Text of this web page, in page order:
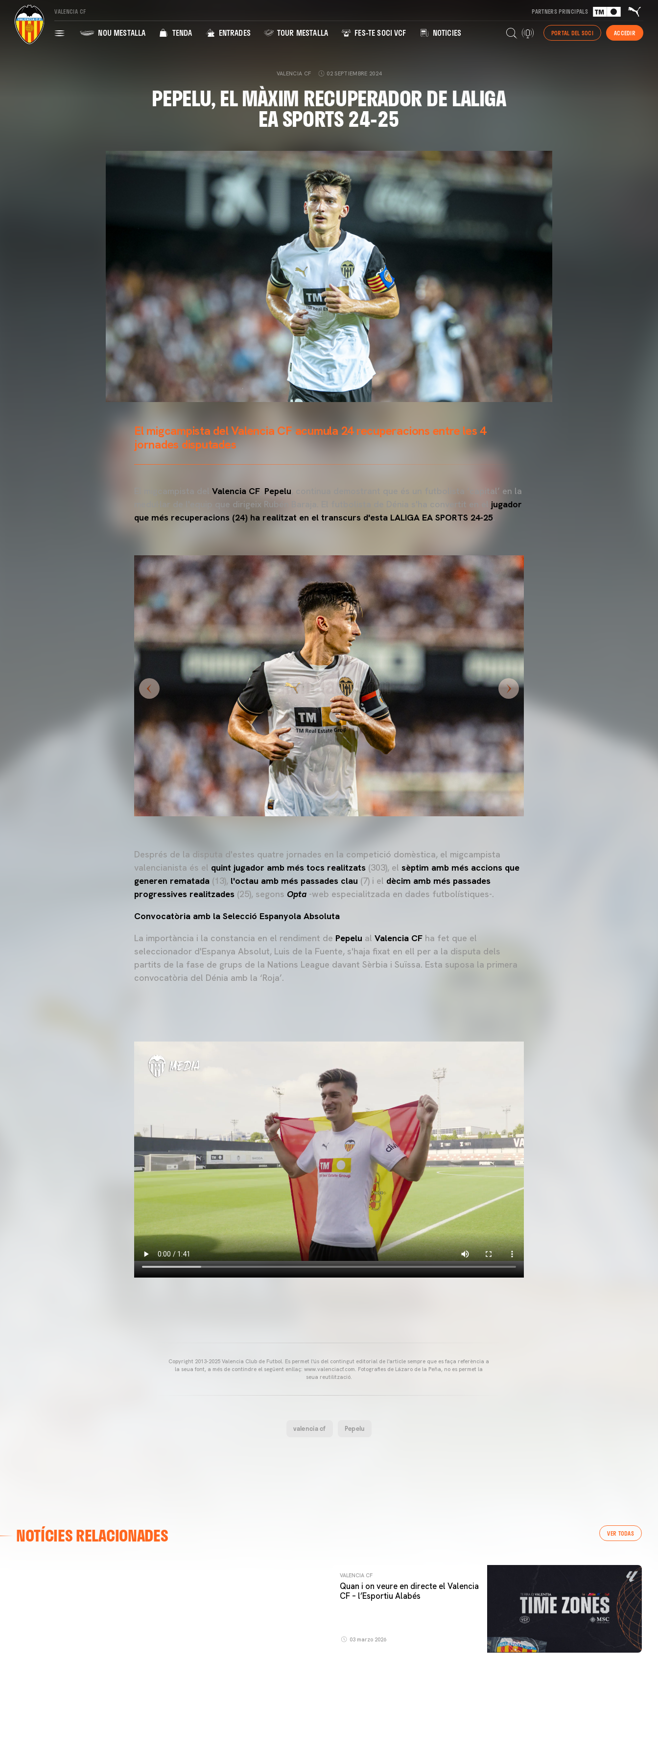
VALENCIA CF PARTNERS PRINCIPALS
NOU MESTALLA TENDA ENTRADES TOUR MESTALLA FES-TE SOCI VCF NOTICIES PORTAL DEL SOCI ACCEDIR
VALENCIA CF 02 SEPTIEMBRE 2024
PEPELU, EL MÀXIM RECUPERADOR DE LALIGA
EA SPORTS 24-25
El migcampista del Valencia CF acumula 24 recuperacions entre les 4
jornades disputades
El migcampista del Valencia CF Pepelu , continua demostrant que és un futbolista ‘capital’ en la
medul·lar de l'equip que dirigeix Rubén Baraja. El futbolista de Dénia s'ha convertit en el jugador
que més recuperacions (24) ha realitzat en el transcurs d'esta LALIGA EA SPORTS 24-25
Després de la disputa d'estes quatre jornades en la competició domèstica, el migcampista
valencianista és el quint jugador amb més tocs realitzats (303), el sèptim amb més accions que
generen rematada (13), l'octau amb més passades clau (7) i el dècim amb més passades
progressives realitzades (25), segons Opta -web especialitzada en dades futbolístiques-.
Convocatòria amb la Selecció Espanyola Absoluta
La importància i la constancia en el rendiment de Pepelu al Valencia CF ha fet que el
seleccionador d'Espanya Absolut, Luis de la Fuente, s'haja fixat en ell per a la disputa dels
partits de la fase de grups de la Nations League davant Sèrbia i Suïssa. Esta suposa la primera
convocatòria del Dénia amb la ‘Roja’.
Copyright 2013-2025 Valencia Club de Futbol. Es permet l'ús del contingut editorial de l'article sempre que es faça referència a
la seua font, a més de contindre el següent enllaç: www.valenciacf.com. Fotografies de Lázaro de la Peña, no es permet la
seua reutilització.
valencia cf Pepelu
NOTÍCIES RELACIONADES VER TODAS
VALENCIA CF
ENTRENAMENT DEL VALENCIA CF 04/03/26
VALENCIA CF
Quan i on veure en directe el Valencia
CF – l’Esportiu Alabés
03 marzo 2026